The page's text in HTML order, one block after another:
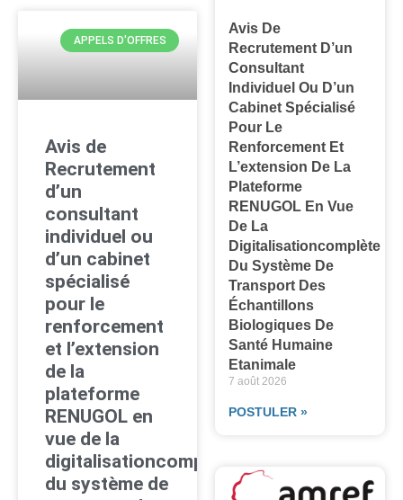
APPELS D'OFFRES
Avis de
Recrutement
d’un
consultant
individuel ou
d’un cabinet
spécialisé
pour le
renforcement
et l’extension
de la
plateforme
RENUGOL en
vue de la
digitalisationcomplète
du système de
Avis De
Recrutement D’un
Consultant
Individuel Ou D’un
Cabinet Spécialisé
Pour Le
Renforcement Et
L’extension De La
Plateforme
RENUGOL En Vue
De La
Digitalisationcomplète
Du Système De
Transport Des
Échantillons
Biologiques De
Santé Humaine
Etanimale
7 août 2026
POSTULER »